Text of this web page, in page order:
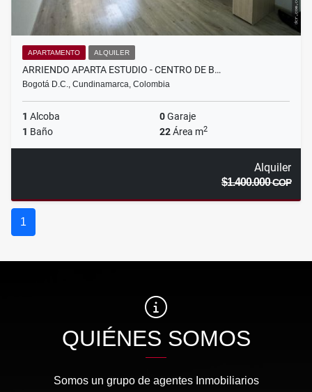
APARTAMENTO ALQUILER
ARRIENDO APARTA ESTUDIO - CENTRO DE B…
Bogotá D.C., Cundinamarca, Colombia
1 Alcoba 0Garaje
1 Baño 22Área m2
Alquiler
$1.400.000COP
1
QUIÉNES SOMOS
Somos un grupo de agentes Inmobiliarios